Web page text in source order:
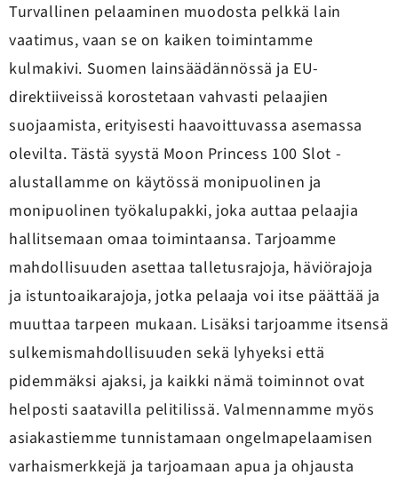
Turvallinen pelaaminen muodosta pelkkä lain
vaatimus, vaan se on kaiken toimintamme
kulmakivi. Suomen lainsäädännössä ja EU-
direktiiveissä korostetaan vahvasti pelaajien
suojaamista, erityisesti haavoittuvassa asemassa
olevilta. Tästä syystä Moon Princess 100 Slot -
alustallamme on käytössä monipuolinen ja
monipuolinen työkalupakki, joka auttaa pelaajia
hallitsemaan omaa toimintaansa. Tarjoamme
mahdollisuuden asettaa talletusrajoja, häviörajoja
ja istuntoaikarajoja, jotka pelaaja voi itse päättää ja
muuttaa tarpeen mukaan. Lisäksi tarjoamme itsensä
sulkemismahdollisuuden sekä lyhyeksi että
pidemmäksi ajaksi, ja kaikki nämä toiminnot ovat
helposti saatavilla pelitilissä. Valmennamme myös
asiakastiemme tunnistamaan ongelmapelaamisen
varhaismerkkejä ja tarjoamaan apua ja ohjausta